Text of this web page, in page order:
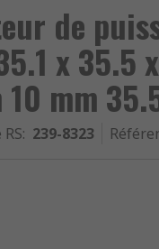
de
x 35.5
10 mm
: 239-8323